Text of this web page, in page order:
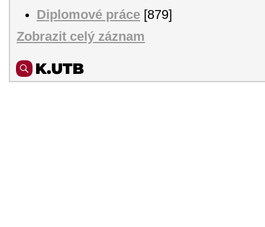
Diplomové práce [879]
Zobrazit celý záznam